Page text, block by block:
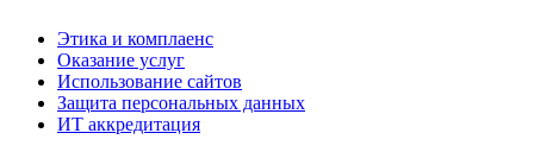
Этика и комплаенс
Оказание услуг
Использование сайтов
Защита персональных данных
ИТ аккредитация